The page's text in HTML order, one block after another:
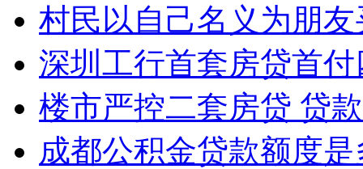
村民以自己名义为朋
深圳工行首套房贷首
楼市严控二套房贷 贷
成都公积金贷款额度